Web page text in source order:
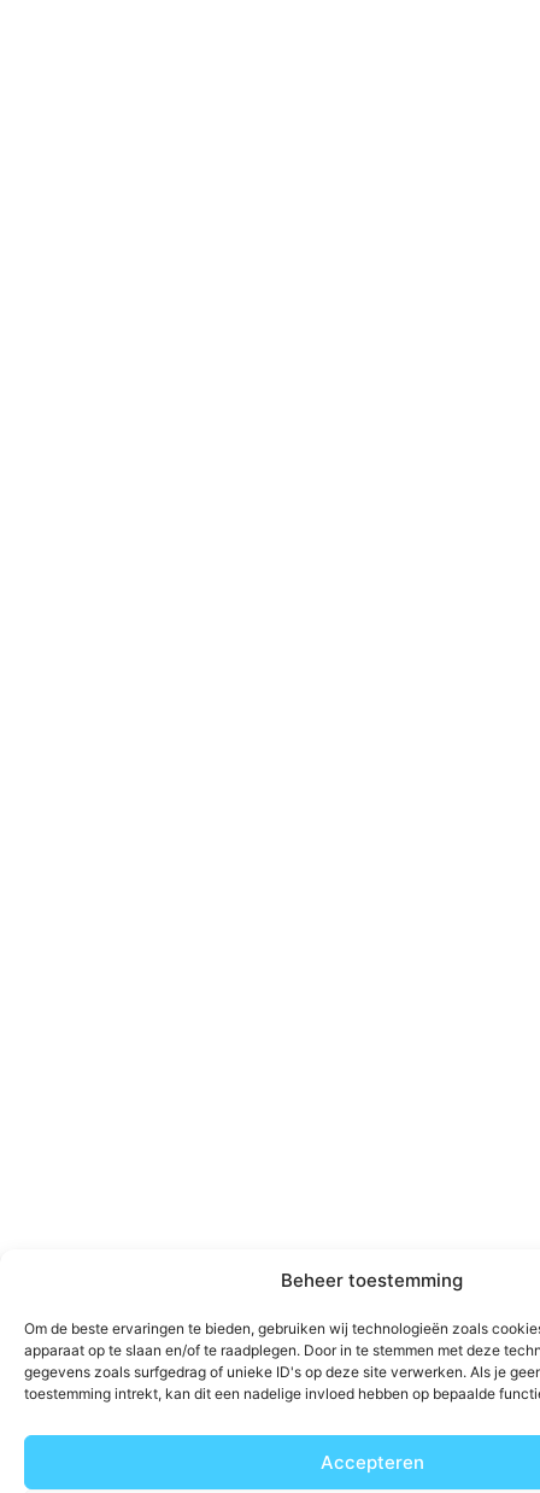
Beheer toestemming
Om de beste ervaringen te bieden, gebruiken wij technologieën zoals
apparaat op te slaan en/of te raadplegen. Door in te stemmen met deze
gegevens zoals surfgedrag of unieke ID's op deze site verwerken. Als je
toestemming intrekt, kan dit een nadelige invloed hebben op bepaalde
Accepteren